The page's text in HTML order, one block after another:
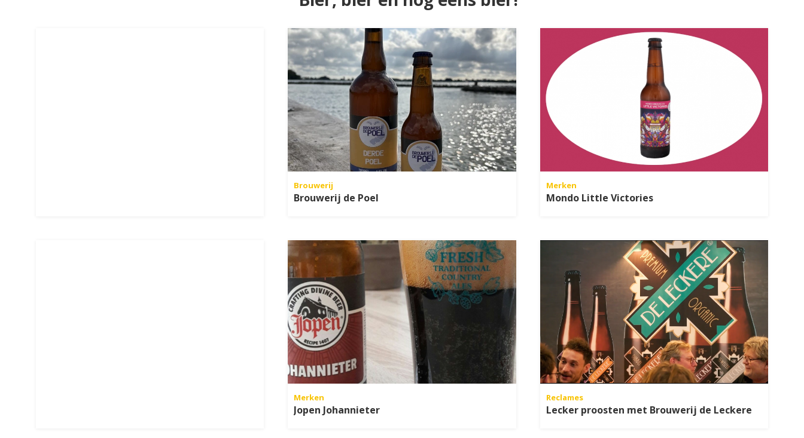
Brouwerij
Brouwerij de Poel
Merken
Mondo Little Victories
Merken
Jopen Johannieter
Reclames
Lecker proosten met Brouwerij de Leckere